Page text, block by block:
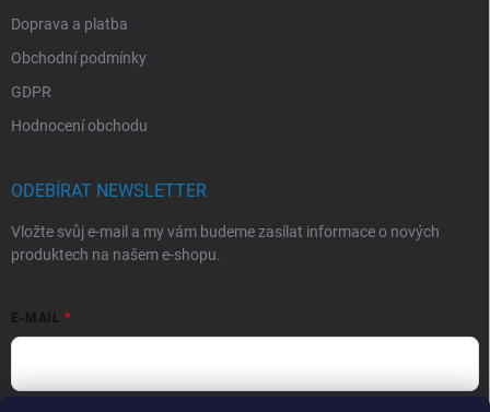
Doprava a platba
Obchodní podmínky
GDPR
Hodnocení obchodu
ODEBÍRAT NEWSLETTER
Vložte svůj e-mail a my vám budeme zasílat informace o nových
produktech na našem e-shopu.
E-MAIL